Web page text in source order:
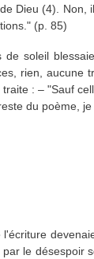
Dieu (4).
(p. 85)
soleil
rien, aucune
: – "Sauf
du poème,
le désespoir